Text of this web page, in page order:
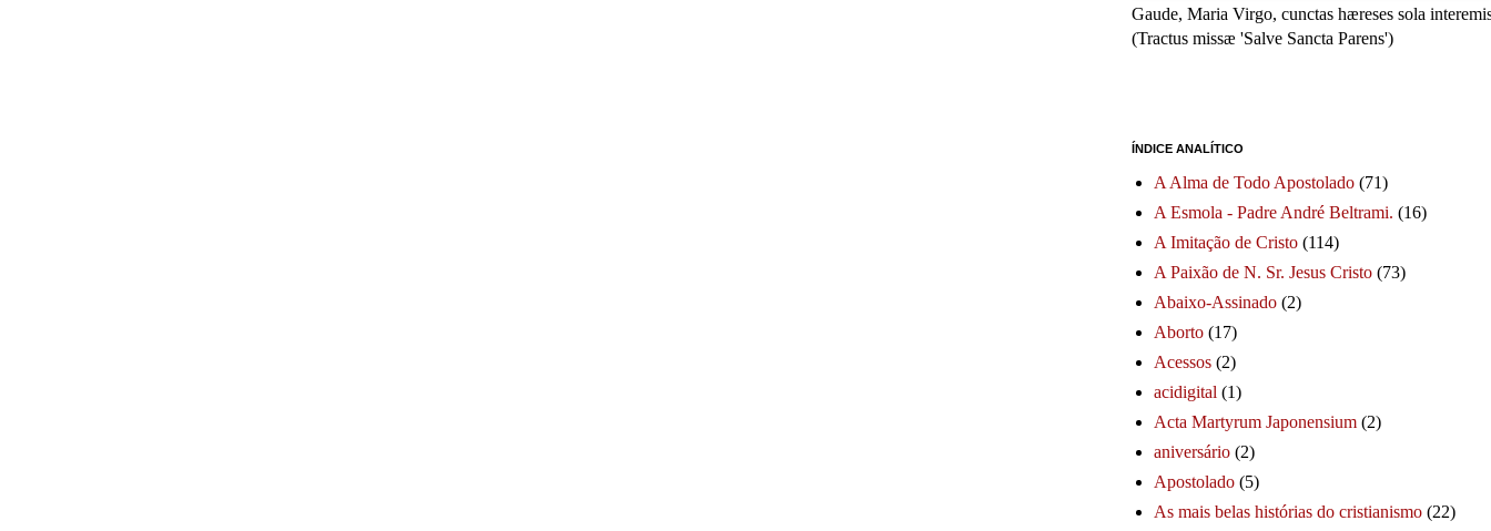
Gaude, Maria Virgo, cunctas hæreses sola
(Tractus missæ 'Salve Sancta Parens')
ÍNDICE ANALÍTICO
A Alma de Todo Apostolado (71)
A Esmola - Padre André Beltrami. (16)
A Imitação de Cristo (114)
A Paixão de N. Sr. Jesus Cristo (73)
Abaixo-Assinado (2)
Aborto (17)
Acessos (2)
acidigital (1)
Acta Martyrum Japonensium (2)
aniversário (2)
Apostolado (5)
As mais belas histórias do cristianismo (22)